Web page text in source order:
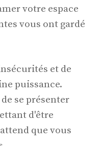
votre espace
vous ont gardé
et de
puissance.
se présenter
d'être
que vous